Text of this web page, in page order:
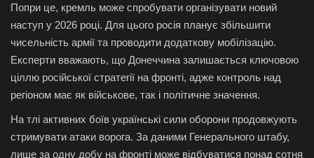
Попри це, кремль може спробувати організувати новий
наступ у 2026 році. Для цього росія планує збільшити
чисельність армії та проводити додаткову мобілізацію.
Експерти вважають, що Донеччина залишається ключовою
ціллю російської стратегії на фронті, адже контроль над
регіоном має як військове, так і політичне значення.
На тлі активних боїв українські сили оборони продовжують
стримувати атаки ворога. За даними Генерального штабу,
лише за одну добу на фронті може відбуватися понад сотня